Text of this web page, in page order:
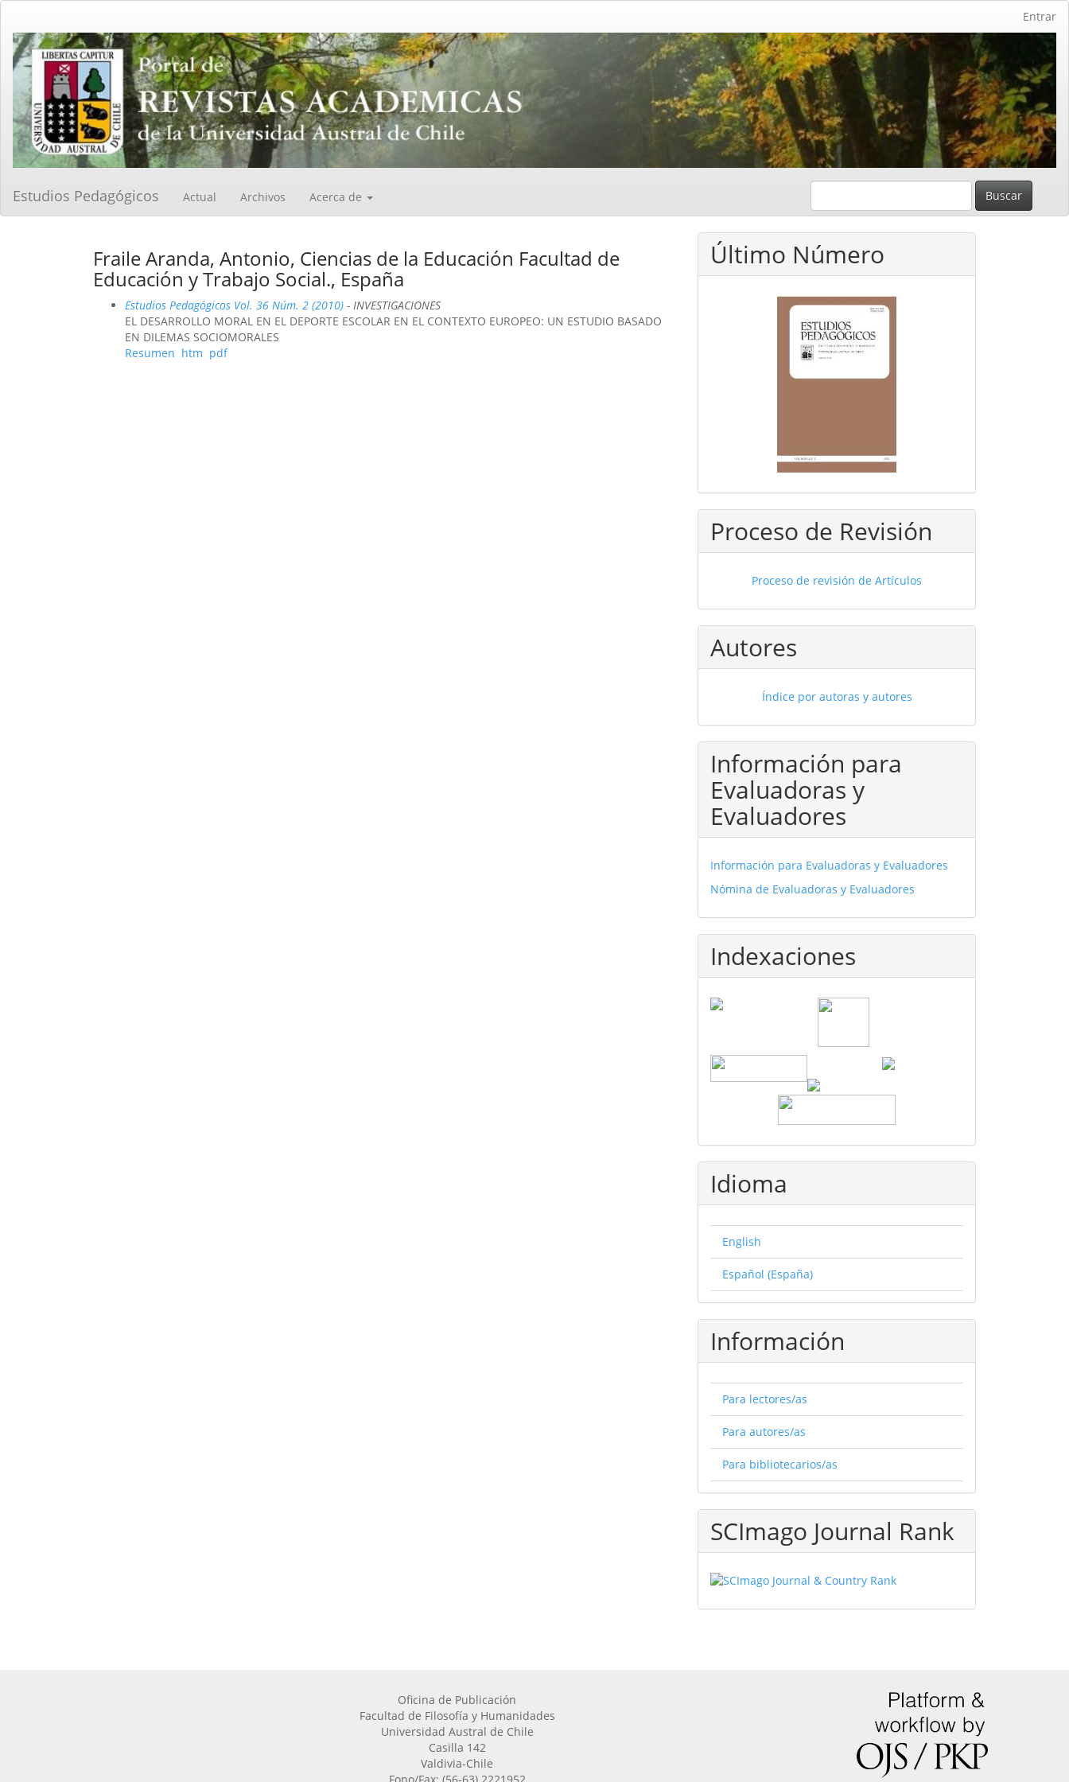
Contenido
principal
Barra
lateral
Entrar
Estudios Pedagógicos Actual Archivos Acerca de Buscar
Fraile Aranda, Antonio, Ciencias de la Educación Facultad de
Educación y Trabajo Social., España
Estudios Pedagógicos Vol. 36 Núm. 2 (2010) - INVESTIGACIONES
EL DESARROLLO MORAL EN EL DEPORTE ESCOLAR EN EL CONTEXTO EUROPEO: UN ESTUDIO BASADO
EN DILEMAS SOCIOMORALES
Resumen htm pdf
Último Número
Proceso de Revisión
Proceso de revisión de Artículos
Autores
Índice por autoras y autores
Información para
Evaluadoras y
Evaluadores
Información para Evaluadoras y Evaluadores
Nómina de Evaluadoras y Evaluadores
Indexaciones
Idioma
English
Español (España)
Información
Para lectores/as
Para autores/as
Para bibliotecarios/as
SCImago Journal Rank
Oficina de Publicación
Facultad de Filosofía y Humanidades
Universidad Austral de Chile
Casilla 142
Valdivia-Chile